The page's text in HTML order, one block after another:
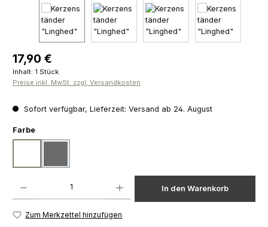
Regulärer Preis:
17,90 €
Inhalt: 1 Stück
Preise inkl. MwSt. zzgl. Versandkosten
Sofort verfügbar, Lieferzeit: Versand ab 24. August
Farbeauswählen
In den Warenkorb
Zum Merkzettel hinzufügen